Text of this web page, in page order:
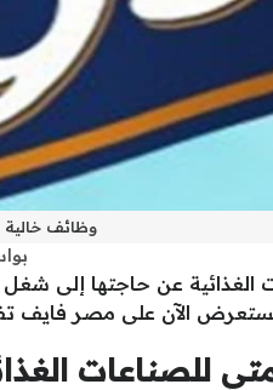
وظائف خالية
عن حاجتها إلى
الآن على مصر فايف
للصناعات